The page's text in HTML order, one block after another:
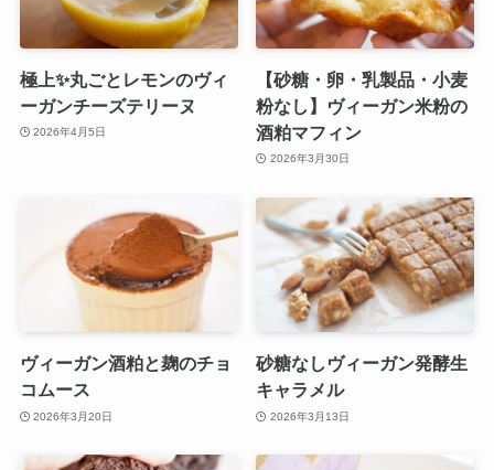
極上✨丸ごとレモンのヴィ
ーガンチーズテリーヌ
2026年4月5日
【砂糖・卵・乳製品・小麦
粉なし】ヴィーガン米粉の
酒粕マフィン
2026年3月30日
ヴィーガン酒粕と麹のチョ
コムース
2026年3月20日
砂糖なしヴィーガン発酵生
キャラメル
2026年3月13日